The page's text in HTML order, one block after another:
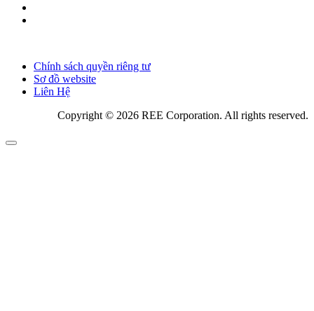
Chính sách quyền riêng tư
Sơ đồ website
Liên Hệ
Copyright © 2026 REE Corporation. All rights reserved.